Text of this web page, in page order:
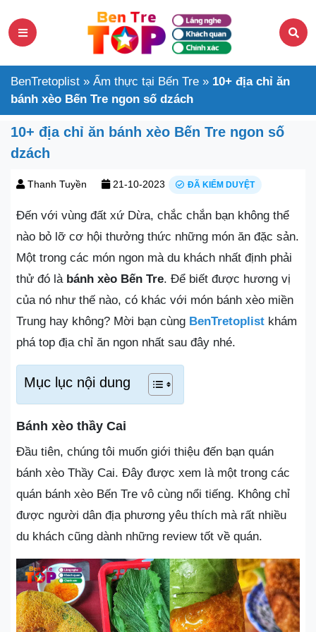
BenTretoplist » Ẩm thực tại Bến Tre » 10+ địa chỉ ăn
bánh xèo Bến Tre ngon số dzách
10+ địa chỉ ăn bánh xèo Bến Tre ngon số
dzách
Thanh Tuyền 21-10-2023 ĐÃ KIỂM DUYỆT
Đến với vùng đất xứ Dừa, chắc chắn bạn không thể
nào bỏ lỡ cơ hội thưởng thức những món ăn đặc sản.
Một trong các món ngon mà du khách nhất định phải
thử đó là bánh xèo Bến Tre. Để biết được hương vị
của nó như thế nào, có khác với món bánh xèo miền
Trung hay không? Mời bạn cùng BenTretoplist khám
phá top địa chỉ ăn ngon nhất sau đây nhé.
Mục lục nội dung
Bánh xèo thầy Cai
Đầu tiên, chúng tôi muốn giới thiệu đến bạn quán
bánh xèo Thầy Cai. Đây được xem là một trong các
quán bánh xèo Bến Tre vô cùng nổi tiếng. Không chỉ
được người dân địa phương yêu thích mà rất nhiều
du khách cũng dành những review tốt về quán.